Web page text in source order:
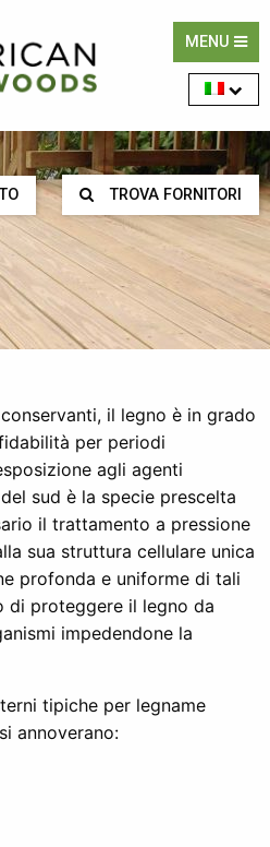
MENU
TROVA FORNITORI
il legno è in grado
per periodi
agli agenti
sud è la specie prescelta
il trattamento a pressione
sua struttura cellulare unica
profonda e uniforme di tali
di proteggere il legno da
impedendone la
tipiche per legname
annoverano: